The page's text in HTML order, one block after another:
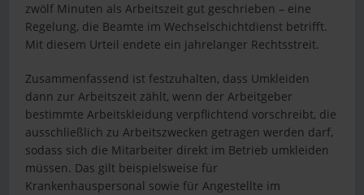
zwölf Minuten als Arbeitszeit gut geschrieben – eine
Regelung, die Beamte im Wechselschichtdienst betrifft.
Mit diesem Urteil endete ein jahrelanger Rechtsstreit.
Zusammenfassend ist festzuhalten, dass Umkleiden
dann zur Arbeitszeit zählt, wenn der Arbeitgeber
bestimmte Arbeitskleidung verpflichtend vorschreibt, die
ausschließlich zu Arbeitszwecken getragen werden darf,
sodass sich die Mitarbeiter direkt im Betrieb umkleiden
müssen. Das gilt beispielsweise für
Krankenhauspersonal sowie für Angestellte im